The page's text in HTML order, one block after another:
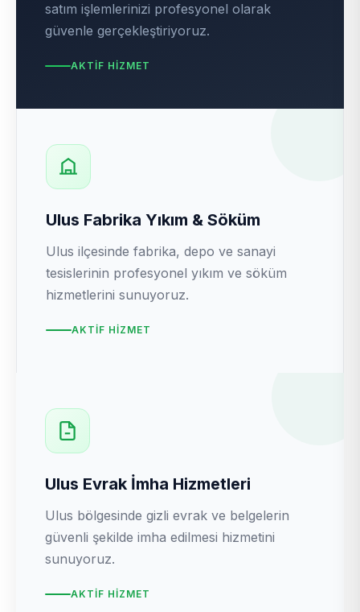
satım işlemlerinizi profesyonel olarak
güvenle gerçekleştiriyoruz.
AKTIF HIZMET
Ulus Fabrika Yıkım & Söküm
Ulus ilçesinde fabrika, depo ve sanayi
tesislerinin profesyonel yıkım ve söküm
hizmetlerini sunuyoruz.
AKTIF HIZMET
Ulus Evrak İmha Hizmetleri
Ulus bölgesinde gizli evrak ve belgelerin
güvenli şekilde imha edilmesi hizmetini
sunuyoruz.
AKTIF HIZMET